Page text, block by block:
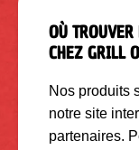
OÙ
CHEZ GRILL
Nos produits
notre site
partenaires.